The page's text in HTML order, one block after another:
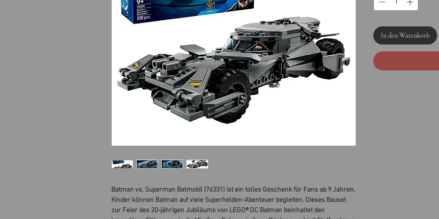
Batman vs. Superman Batmobil (76331) ist ein tolles Geschenk für Fans ab 9 Jahren.
Kinder können Batman auf viele Superhelden-Abenteuer begleiten. Dieses Bauset
zur Feier des 20-jährigen Jubiläums von LEGO® DC Batman beinhaltet den
In den Warenkorb